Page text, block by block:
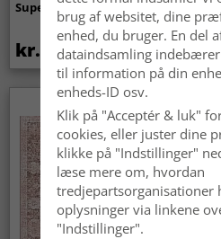
Super Soft Fur (beige)
kr.369
brug af websitet, dine
enhed, du bruger. En del
dataindsamling
til information på din
enheds-ID osv.
Klik på "Acceptér & luk"
cookies, eller juster dine
klikke på "Indstillinger"
læse mere om, hvordan
tredjepartsorganisationer
oplysninger via linkene
"Indstillinger".